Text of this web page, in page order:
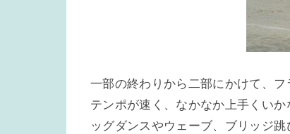
一部の終わりから二部にかけて、
テンポが速く、なかなか上手くい
ッグダンスやウェーブ、ブリッジ